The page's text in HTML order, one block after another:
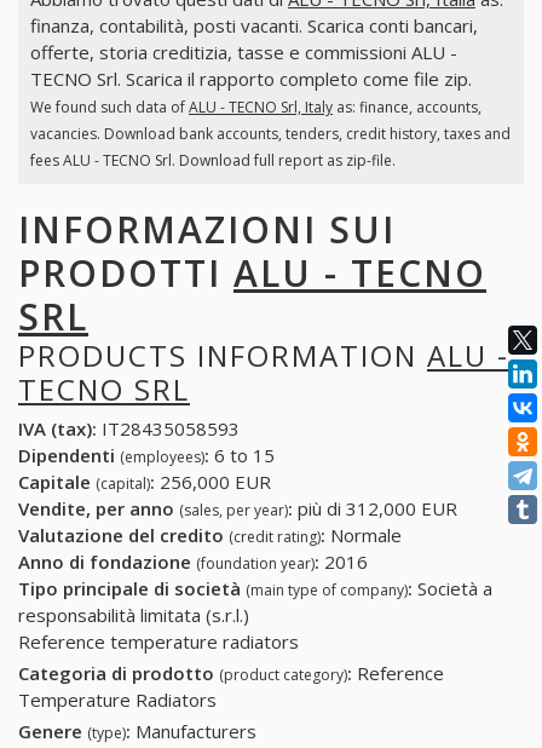
finanza, contabilità, posti vacanti. Scarica conti bancari,
offerte, storia creditizia, tasse e commissioni ALU -
TECNO Srl. Scarica il rapporto completo come file zip.
We found such data ofALU - TECNO Srl, Italyas: finance, accounts,
vacancies. Download bank accounts, tenders, credit history, taxes and
fees ALU - TECNO Srl. Download full report as zip-file.
INFORMAZIONI SUI
PRODOTTI ALU - TECNO
SRL
PRODUCTS INFORMATION ALU -
TECNO SRL
IVA (tax): IT28435058593
Dipendenti (employees): 6 to 15
Capitale (capital): 256,000 EUR
Vendite, per anno (sales, per year): più di 312,000 EUR
Valutazione del credito (credit rating): Normale
Anno di fondazione (foundation year): 2016
Tipo principale di società (main type of company): Società a
responsabilità limitata (s.r.l.)
Reference temperature radiators
Categoria di prodotto (product category): Reference
Temperature Radiators
Genere (type): Manufacturers